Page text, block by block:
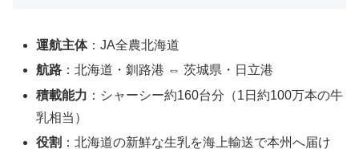
運航主体：JA全農北海道
航路 ：北海道・釧路港 ⇔ 茨城県・日立港
積載能力 ：シャーシー約160台分（1日約100万本の牛
乳相当）
役割 ：北海道の新鮮な生乳を海上輸送で本州へ届け